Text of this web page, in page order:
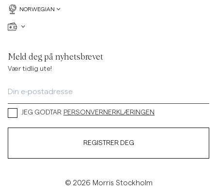
NORWEGIAN
Meld deg på nyhetsbrevet
Vær tidlig ute!
JEG GODTAR PERSONVERNERKLÆRINGEN
REGISTRER DEG
© 2026 Morris Stockholm